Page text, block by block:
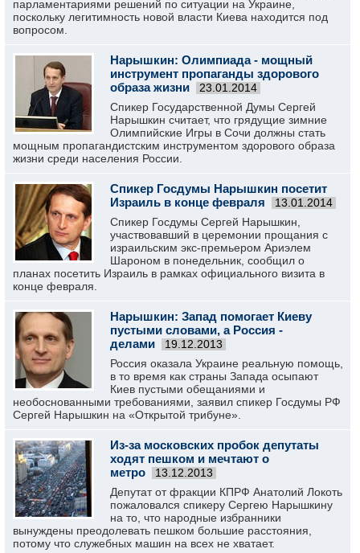
парламентариями решений по ситуации на Украине,
поскольку легитимность новой власти Киева находится под
вопросом.
Нарышкин: Олимпиада - мощный
инструмент пропаганды здорового
образа жизни
23.01.2014
Спикер Государственной Думы Сергей
Нарышкин считает, что грядущие зимние
Олимпийские Игры в Сочи должны стать
мощным пропагандистским инструментом здорового образа
жизни среди населения России.
Спикер Госдумы Нарышкин посетит
Израиль в конце февраля
13.01.2014
Спикер Госдумы Сергей Нарышкин,
участвовавший в церемонии прощания с
израильским экс-премьером Ариэлем
Шароном в понедельник, сообщил о
планах посетить Израиль в рамках официального визита в
конце февраля.
Нарышкин: Запад помогает Киеву
пустыми словами, а Россия -
делами
19.12.2013
Россия оказала Украине реальную помощь,
в то время как страны Запада осыпают
Киев пустыми обещаниями и
необоснованными требованиями, заявил спикер Госдумы РФ
Сергей Нарышкин на «Открытой трибуне».
Из-за московских пробок депутаты
ходят пешком и мечтают о
метро
13.12.2013
Депутат от фракции КПРФ Анатолий Локоть
пожаловался спикеру Сергею Нарышкину
на то, что народные избранники
вынуждены преодолевать пешком большие расстояния,
потому что служебных машин на всех не хватает.